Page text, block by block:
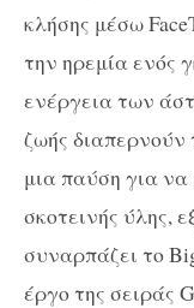
κλήσης μέσω
την ηρεμία ενός
ενέργεια των
ζωής διαπερνούν
μια παύση για να
σκοτεινής ύλης,
συναρπάζει το
έργο της σειράς